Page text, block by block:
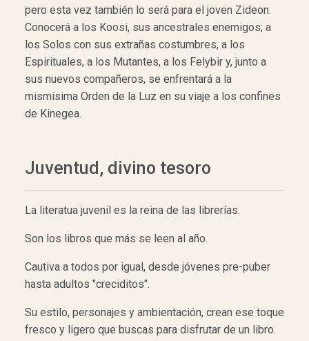
pero esta vez también lo será para el joven Zideon.
Conocerá a los Koosi, sus ancestrales enemigos; a
los Solos con sus extrañas costumbres, a los
Espirituales, a los Mutantes, a los Felybir y, junto a
sus nuevos compañeros, se enfrentará a la
mismísima Orden de la Luz en su viaje a los confines
de Kinegea.
Juventud, divino tesoro
La literatua juvenil es la reina de las librerías.
Son los libros que más se leen al año.
Cautiva a todos por igual, desde jóvenes pre-puber
hasta adultos "creciditos".
Su estilo, personajes y ambientación, crean ese toque
fresco y ligero que buscas para disfrutar de un libro.